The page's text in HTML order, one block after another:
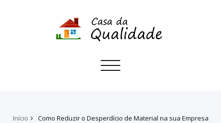
Toggle
Início Como Reduzir o Desperdício de Material na sua Empresa